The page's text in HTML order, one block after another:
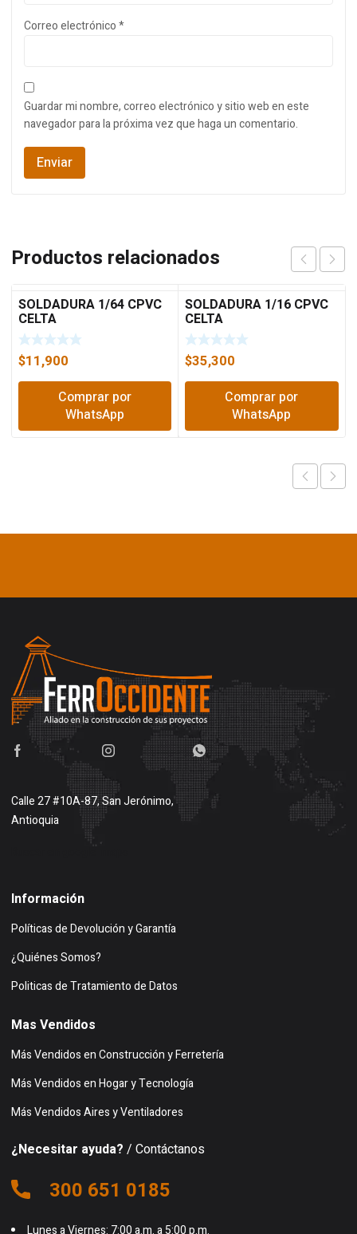
Correo electrónico*
Guardar mi nombre, correo electrónico y sitio web en este
navegador para la próxima vez que haga un comentario.
Productos relacionados
SOLDADURA 1/64 CPVC
CELTA
$11,900
Comprar por
WhatsApp
SOLDADURA 1/16 CPVC
CELTA
$35,300
Comprar por
WhatsApp
Calle 27 #10A-87, San Jerónimo,
Antioquia
Información
Políticas de Devolución y Garantía
¿Quiénes Somos?
Politicas de Tratamiento de Datos
Mas Vendidos
Más Vendidos en Construcción y Ferretería
Más Vendidos en Hogar y Tecnología
Más Vendidos Aires y Ventiladores
¿Necesitar ayuda? / Contáctanos
300 651 0185
Lunes a Viernes: 7:00 a.m. a 5:00 p.m.